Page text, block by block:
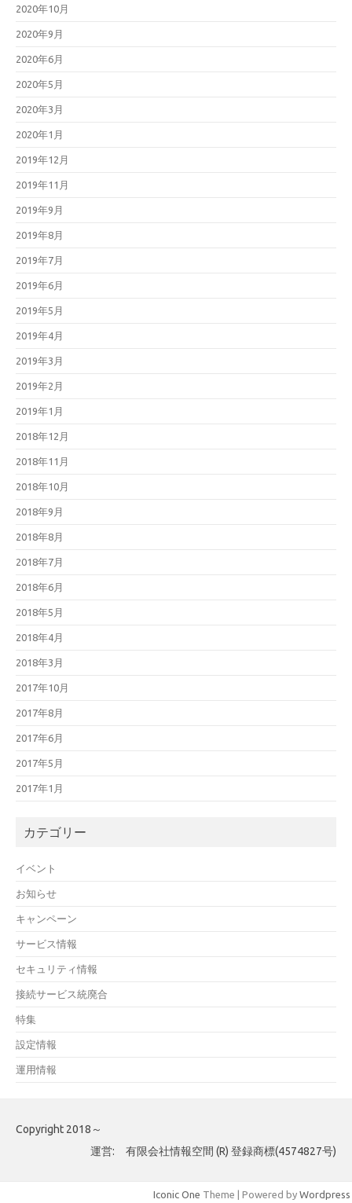
2020年10月
2020年9月
2020年6月
2020年5月
2020年3月
2020年1月
2019年12月
2019年11月
2019年9月
2019年8月
2019年7月
2019年6月
2019年5月
2019年4月
2019年3月
2019年2月
2019年1月
2018年12月
2018年11月
2018年10月
2018年9月
2018年8月
2018年7月
2018年6月
2018年5月
2018年4月
2018年3月
2017年10月
2017年8月
2017年6月
2017年5月
2017年1月
カテゴリー
イベント
お知らせ
キャンペーン
サービス情報
セキュリティ情報
接続サービス統廃合
特集
設定情報
運用情報
Copyright 2018～
運営: 有限会社情報空間 (R) 登録商標(4574827号)
Iconic One Theme | Powered by Wordpress